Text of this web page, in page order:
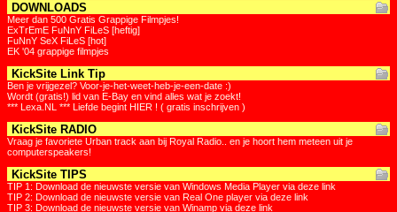
DOWNLOADS
Meer dan 500 Gratis Grappige Filmpjes!
ExTrEmE FuNnY FiLeS [heftig]
FuNnY SeX FiLeS [hot]
EK '04 grappige filmpjes
KickSite Link Tip
Ben je vrijgezel? Voor-je-het-weet-heb-je-een-date :)
Wordt (gratis!) lid van E-Bay en vind alles wat je zoekt!
*** Lexa.NL *** Liefde begint HIER ! ( gratis inschrijven )
KickSite RADIO
Vraag je favoriete Urban track aan bij Royal Radio.. en je hoort hem meteen uit je
computerspeakers!
KickSite TIPS
TIP 1: Download de nieuwste versie van Windows Media Player via deze link
TIP 2: Download de nieuwste versie van Real One player via deze link
TIP 3: Download de nieuwste versie van Winamp via deze link